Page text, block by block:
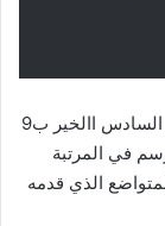
وانهى النادي االفريقي مرحلة التتويج في المركز السادس االخير ب9
في المرتبة
المتواضع الذي قدمه